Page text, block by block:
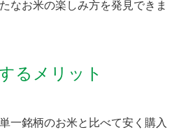
なお米の楽しみ方を発見できま
るメリット
一銘柄のお米と比べて安く購入